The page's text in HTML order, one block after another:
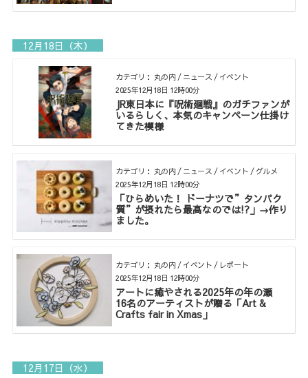
12月18日（木）
カテゴリ： 丸の内 / ニュース / イベント
JR東日本に『呪術廻戦』のガチファンが
いるらしく、本気のキャンペーン仕掛け
てきた模様
2025年12月18日 12時00分
カテゴリ： 丸の内 / ニュース / イベント / グルメ
「ひらめいた！ ドーナツで”タンパク
質”が摂れたら最高なのでは!?」→作り
ました。
2025年12月18日 12時00分
カテゴリ： 丸の内 / イベント / レポート
アートに癒やされる2025年の年の瀬
16名のアーティストが贈る「Art &
Crafts fair in Xmas」
2025年12月18日 12時00分
12月17日（水）